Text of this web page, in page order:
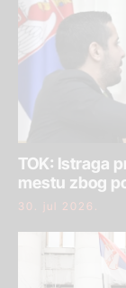
TOK: Istraga
mestu zbog
30. jul 2026.